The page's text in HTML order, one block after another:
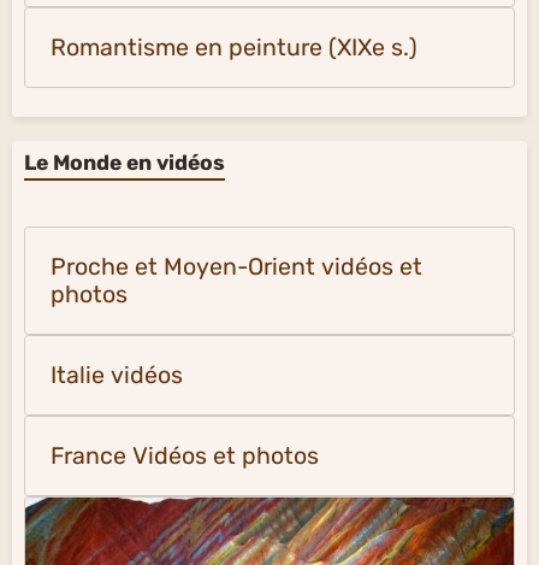
Romantisme en peinture (XIXe s.)
Le Monde en vidéos
Proche et Moyen-Orient vidéos et
photos
Italie vidéos
France Vidéos et photos